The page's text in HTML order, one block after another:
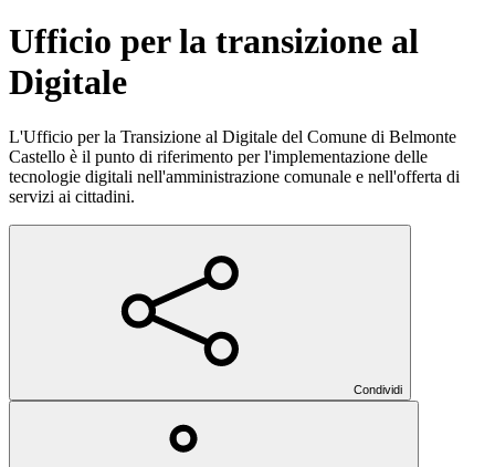
Ufficio per la transizione al
Digitale
L'Ufficio per la Transizione al Digitale del Comune di Belmonte
Castello è il punto di riferimento per l'implementazione delle
tecnologie digitali nell'amministrazione comunale e nell'offerta di
servizi ai cittadini.
Condividi